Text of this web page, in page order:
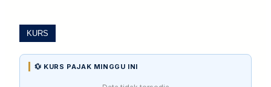
KURS
💱 KURS PAJAK MINGGU INI